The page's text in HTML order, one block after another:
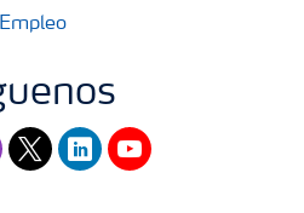
Empleo
twitterlinkedinyoutube